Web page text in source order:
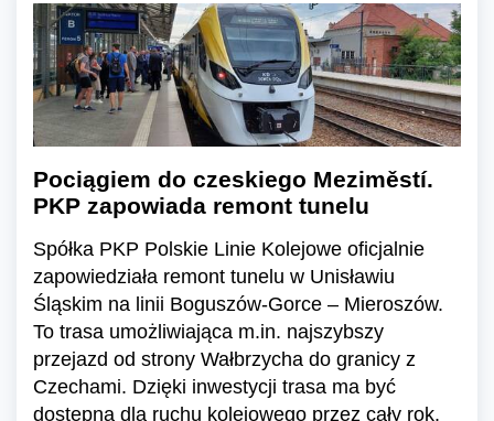
Pociągiem do czeskiego Meziměstí.
PKP zapowiada remont tunelu
Spółka PKP Polskie Linie Kolejowe oficjalnie
zapowiedziała remont tunelu w Unisławiu
Śląskim na linii Boguszów-Gorce – Mieroszów.
To trasa umożliwiająca m.in. najszybszy
przejazd od strony Wałbrzycha do granicy z
Czechami. Dzięki inwestycji trasa ma być
dostępna dla ruchu kolejowego przez cały rok.